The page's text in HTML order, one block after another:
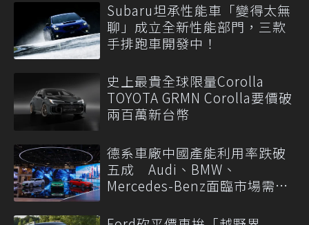
Subaru坦承性能車「變得太無
聊」成立全新性能部門，三款
手排跑車開發中！
史上最貴全球限量Corolla
TOYOTA GRMN Corolla要價破
兩百萬新台幣
德系車廠中國產能利用率跌破
五成 Audi、BMW、
Mercedes-Benz面臨市場需求